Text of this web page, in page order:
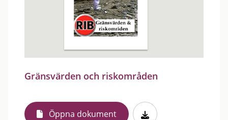
Gränsvärden och riskområden
Öppna dokument